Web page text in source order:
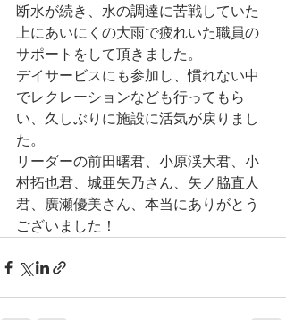
断水が続き、水の調達に苦戦していた
上にあいにくの大雨で疲れいた職員の
サポートをして頂きました。
デイサービスにも参加し、慣れない中
でレクレーションなども行ってもら
い、久しぶりに施設に活気が戻りまし
た。
リーダーの前田曙君、小原渓大君、小
村拓也君、城亜矢乃さん、矢ノ脇直人
君、廣瀬優美さん、本当にありがとう
ございました！